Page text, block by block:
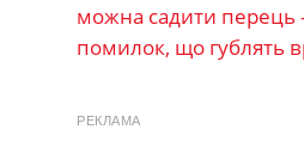
можна садити перець
помилок, що гублять
РЕКЛАМА